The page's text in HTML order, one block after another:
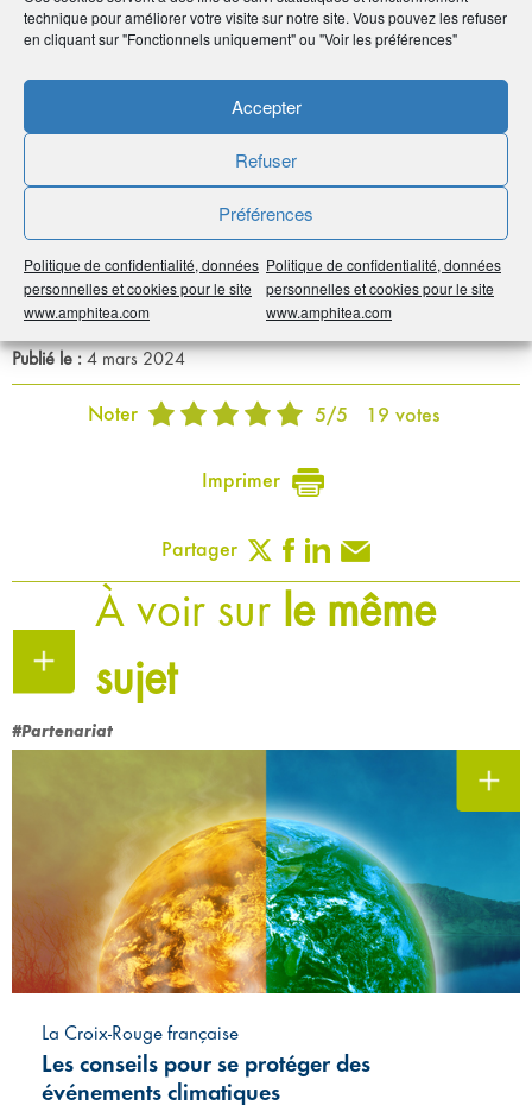
technique pour améliorer votre visite sur notre site. Vous pouvez les refuser
en cliquant sur "Fonctionnels uniquement" ou "Voir les préférences"
Accepter
Refuser
Préférences
Politique de confidentialité, données
personnelles et cookies pour le site
www.amphitea.com
Politique de confidentialité, données
personnelles et cookies pour le site
www.amphitea.com
premier secours et en facilitant la mise en réseau de ses 450
000 adhérents, AMPHITÉA donne du corps à sa raison
En savoirplus
Publié le :4 mars 2024
Noter 5/5 19 votes
Imprimer
Partager
À voir sur le même
sujet
#Partenariat
La Croix-Rouge française
Les conseils pour se protéger des
événements climatiques